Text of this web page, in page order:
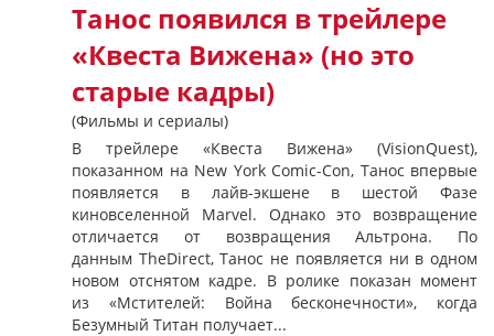
Танос появился в трейлере
«Квеста Вижена» (но это
старые кадры)
(Фильмы и сериалы)
В трейлере «Квеста Вижена» (VisionQuest),
показанном на New York Comic-Con, Танос впервые
появляется в лайв-экшене в шестой Фазе
киновселенной Marvel. Однако это возвращение
отличается от возвращения Альтрона. По
данным TheDirect, Танос не появляется ни в одном
новом отснятом кадре. В ролике показан момент
из «Мстителей: Война бесконечности», когда
Безумный Титан получает...